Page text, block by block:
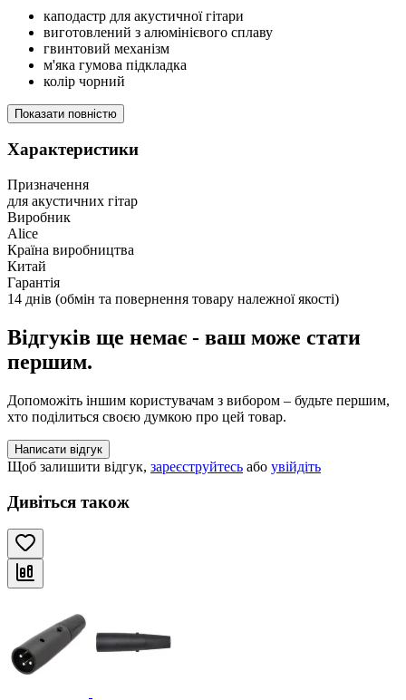
каподастр для акустичної гітари
виготовлений з алюмінієвого сплаву
гвинтовий механізм
м'яка гумова підкладка
колір чорний
Показати повністю
Характеристики
Призначення
для акустичних гітар
Виробник
Alice
Країна виробництва
Китай
Гарантія
14 днів (обмін та повернення товару належної якості)
Відгуків ще немає - ваш може стати
першим.
Допоможіть іншим користувачам з вибором – будьте першим,
хто поділиться своєю думкою про цей товар.
Написати відгук
Щоб залишити відгук, зареєструйтесь або увійдіть
Дивіться також